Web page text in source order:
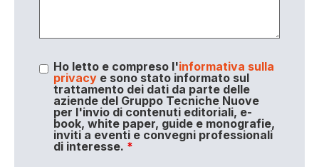
Ho letto e compreso l'informativa sulla
privacye sono stato informato sul
trattamento dei dati da parte delle
aziende del Gruppo Tecniche Nuove
per l'invio di contenuti editoriali, e-
book, white paper, guide e monografie,
inviti a eventi e convegni professionali
di interesse. *